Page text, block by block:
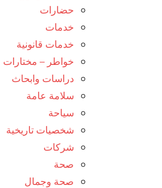
حضارات
خدمات
خدمات قانونية
خواطر – مختارات
دراسات وابحاث
سلامة عامة
سياحة
شخصيات تاريخية
شركات
صحة
صحة وجمال